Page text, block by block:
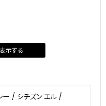
示する
ー / シチズン エル /